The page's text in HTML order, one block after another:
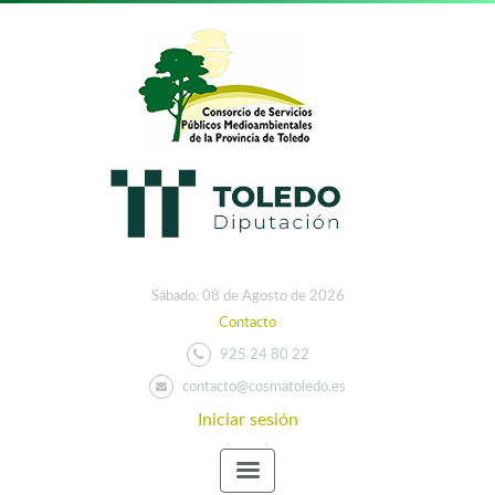
Sábado, 08 de Agosto de 2026
Contacto
925 24 80 22
contacto@cosmatoledo.es
Iniciar sesión